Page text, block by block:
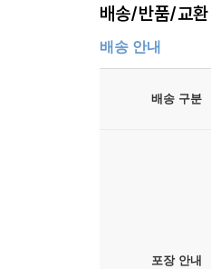
배송/반품/교환
배송 안내
배송 구분
포장 안내